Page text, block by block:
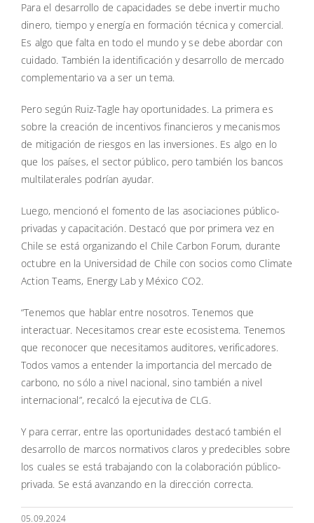
Para el desarrollo de capacidades se debe invertir mucho
dinero, tiempo y energía en formación técnica y comercial.
Es algo que falta en todo el mundo y se debe abordar con
cuidado. También la identificación y desarrollo de mercado
complementario va a ser un tema.
Pero según Ruiz-Tagle hay oportunidades. La primera es
sobre la creación de incentivos financieros y mecanismos
de mitigación de riesgos en las inversiones. Es algo en lo
que los países, el sector público, pero también los bancos
multilaterales podrían ayudar.
Luego, mencionó el fomento de las asociaciones público-
privadas y capacitación. Destacó que por primera vez en
Chile se está organizando el Chile Carbon Forum, durante
octubre en la Universidad de Chile con socios como Climate
Action Teams, Energy Lab y México CO2.
“Tenemos que hablar entre nosotros. Tenemos que
interactuar. Necesitamos crear este ecosistema. Tenemos
que reconocer que necesitamos auditores, verificadores.
Todos vamos a entender la importancia del mercado de
carbono, no sólo a nivel nacional, sino también a nivel
internacional”, recalcó la ejecutiva de CLG.
Y para cerrar, entre las oportunidades destacó también el
desarrollo de marcos normativos claros y predecibles sobre
los cuales se está trabajando con la colaboración público-
privada. Se está avanzando en la dirección correcta.
05.09.2024